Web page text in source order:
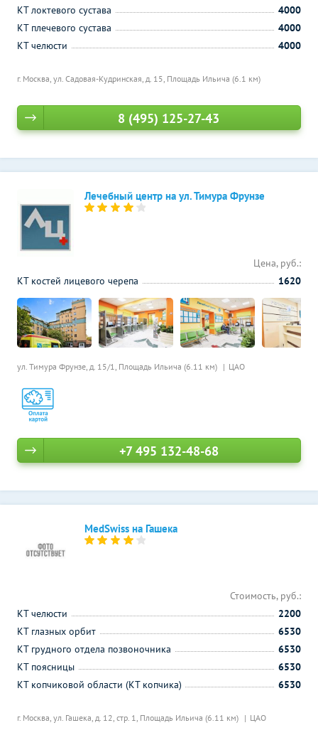
г. Москва, ул. Садовая-Кудринская, д. 15, Площадь Ильича (6.1 км)
КТ локтевого сустава
4000
КТ плечевого сустава
4000
КТ челюсти
4000
8 (495) 125-27-43
Лечебный центр на ул. Тимура Фрунзе
ул. Тимура Фрунзе, д. 15/1, Площадь Ильича (6.11 км) ЦАО
Цена, руб.:
КТ костей лицевого черепа
1620
+7 495 132-48-68
MedSwiss на Гашека
г. Москва, ул. Гашека, д. 12, стр. 1, Площадь Ильича (6.11 км) ЦАО
Стоимость, руб.:
КТ челюсти
2200
КТ глазных орбит
6530
КТ грудного отдела позвоночника
6530
КТ поясницы
6530
КТ копчиковой области (КТ копчика)
6530